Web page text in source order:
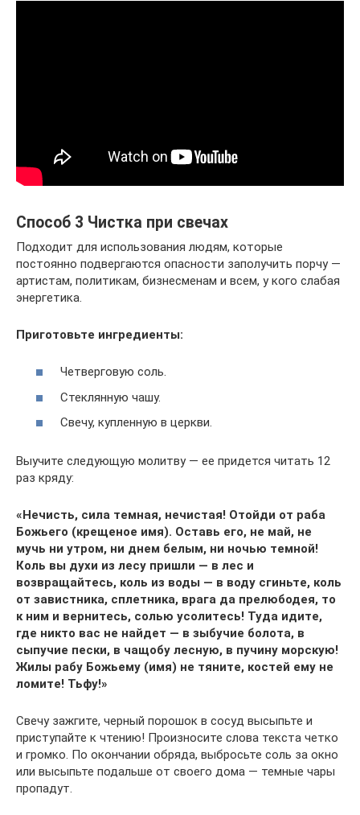
Способ 3 Чистка при свечах
Подходит для использования людям, которые
постоянно подвергаются опасности заполучить порчу —
артистам, политикам, бизнесменам и всем, у кого слабая
энергетика.
Приготовьте ингредиенты:
Четверговую соль.
Стеклянную чашу.
Свечу, купленную в церкви.
Выучите следующую молитву — ее придется читать 12
раз кряду:
«Нечисть, сила темная, нечистая! Отойди от раба
Божьего (крещеное имя). Оставь его, не май, не
мучь ни утром, ни днем белым, ни ночью темной!
Коль вы духи из лесу пришли — в лес и
возвращайтесь, коль из воды — в воду сгиньте, коль
от завистника, сплетника, врага да прелюбодея, то
к ним и вернитесь, солью усолитесь! Туда идите,
где никто вас не найдет — в зыбучие болота, в
сыпучие пески, в чащобу лесную, в пучину морскую!
Жилы рабу Божьему (имя) не тяните, костей ему не
ломите! Тьфу!»
Свечу зажгите, черный порошок в сосуд высыпьте и
приступайте к чтению! Произносите слова текста четко
и громко. По окончании обряда, выбросьте соль за окно
или высыпьте подальше от своего дома — темные чары
пропадут.